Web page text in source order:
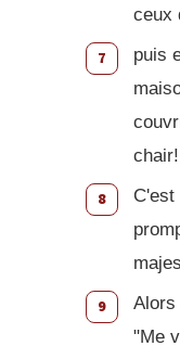
ceux
7
puis
chair!
8
C'est
9
Alors
"Me